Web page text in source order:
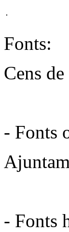
Fonts:
Cens
- Fonts
- Fonts